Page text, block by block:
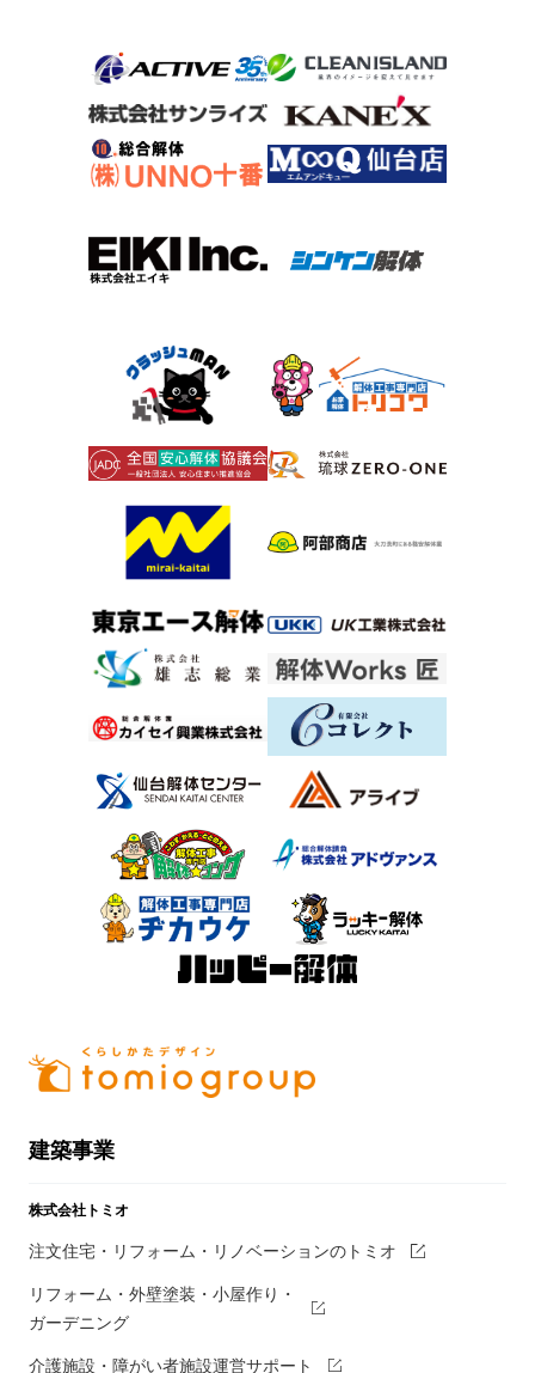
建築事業
株式会社トミオ
注文住宅・リフォーム・リノベーションのトミオ
リフォーム・外壁塗装・小屋作り・
ガーデニング
介護施設・障がい者施設運営サポート